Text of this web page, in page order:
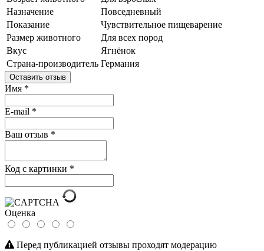
Назначение
Повседневный
Показание
Чувствительное пищеварение
Размер животного
Для всех пород
Вкус
Ягнёнок
Страна-производитель Германия
Оставить отзыв
Имя *
E-mail *
Ваш отзыв *
Код с картинки *
Оценка
Перед публикацией отзывы проходят модерацию